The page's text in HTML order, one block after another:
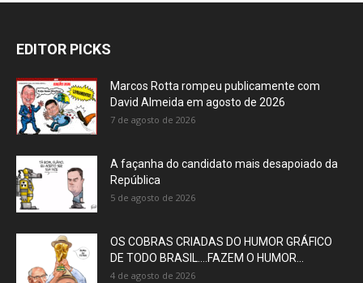
EDITOR PICKS
Marcos Rotta rompeu publicamente com
David Almeida em agosto de 2026
7 de agosto de 2026
A façanha do candidato mais desapoiado da
República
5 de agosto de 2026
OS COBRAS CRIADAS DO HUMOR GRÁFICO
DE TODO BRASIL….FAZEM O HUMOR...
4 de agosto de 2026